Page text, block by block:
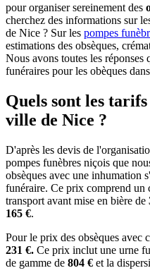
pour organiser sereinement des
cherchez des informations sur
de Nice ? Sur les pompes
estimations des obsèques,
Nous avons toutes les
funéraires pour les obèques
Quels sont les tarifs
ville de Nice ?
D'après les devis de
pompes funèbres niçois que
obsèques avec une inhumation
funéraire. Ce prix comprend un
transport avant mise en bière de
165 €.
Pour le prix des obsèques avec
231 €. Ce prix inclut une urne
de gamme de 804 € et la